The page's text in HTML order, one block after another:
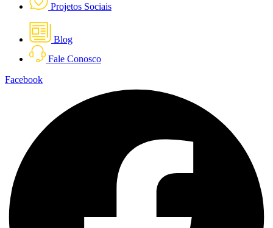
Projetos Sociais
Blog
Fale Conosco
Facebook